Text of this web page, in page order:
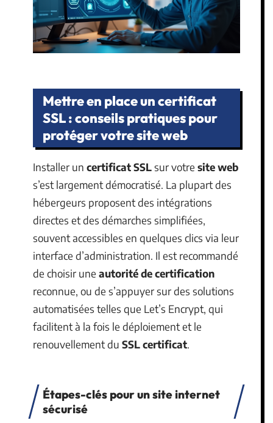
Mettre en place un certificat
SSL : conseils pratiques pour
protéger votre site web
Installer un certificat SSLsur votre site web
s’est largement démocratisé. La plupart des
hébergeurs proposent des intégrations
directes et des démarches simplifiées,
souvent accessibles en quelques clics via leur
interface d’administration. Il est recommandé
de choisir une autorité de certification
reconnue, ou de s’appuyer sur des solutions
automatisées telles que Let’s Encrypt, qui
facilitent à la fois le déploiement et le
renouvellement du SSL certificat.
Étapes-clés pour un site internet
sécurisé